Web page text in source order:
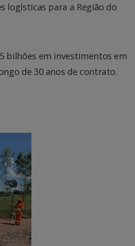
logísticas para a Região do
bilhões em investimentos em
de 30 anos de contrato.